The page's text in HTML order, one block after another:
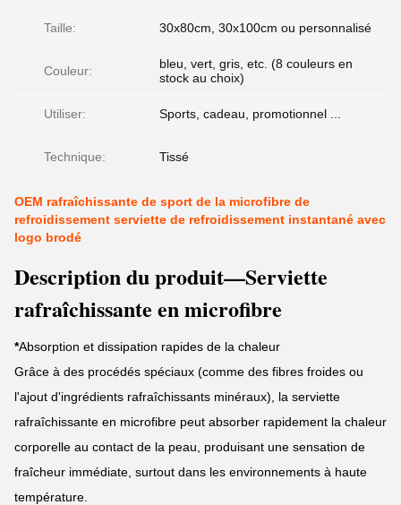
Taille: 30x80cm, 30x100cm ou personnalisé
Couleur:
bleu, vert, gris, etc. (8 couleurs en
stock au choix)
Utiliser: Sports, cadeau, promotionnel ...
Technique: Tissé
OEM rafraîchissante de sport de la microfibre de
refroidissement serviette de refroidissement instantané avec
logo brodé
Description du produit—Serviette
rafraîchissante en microfibre
*Absorption et dissipation rapides de la chaleur
Grâce à des procédés spéciaux (comme des fibres froides ou
l'ajout d'ingrédients rafraîchissants minéraux), la serviette
rafraîchissante en microfibre peut absorber rapidement la chaleur
corporelle au contact de la peau, produisant une sensation de
fraîcheur immédiate, surtout dans les environnements à haute
température.